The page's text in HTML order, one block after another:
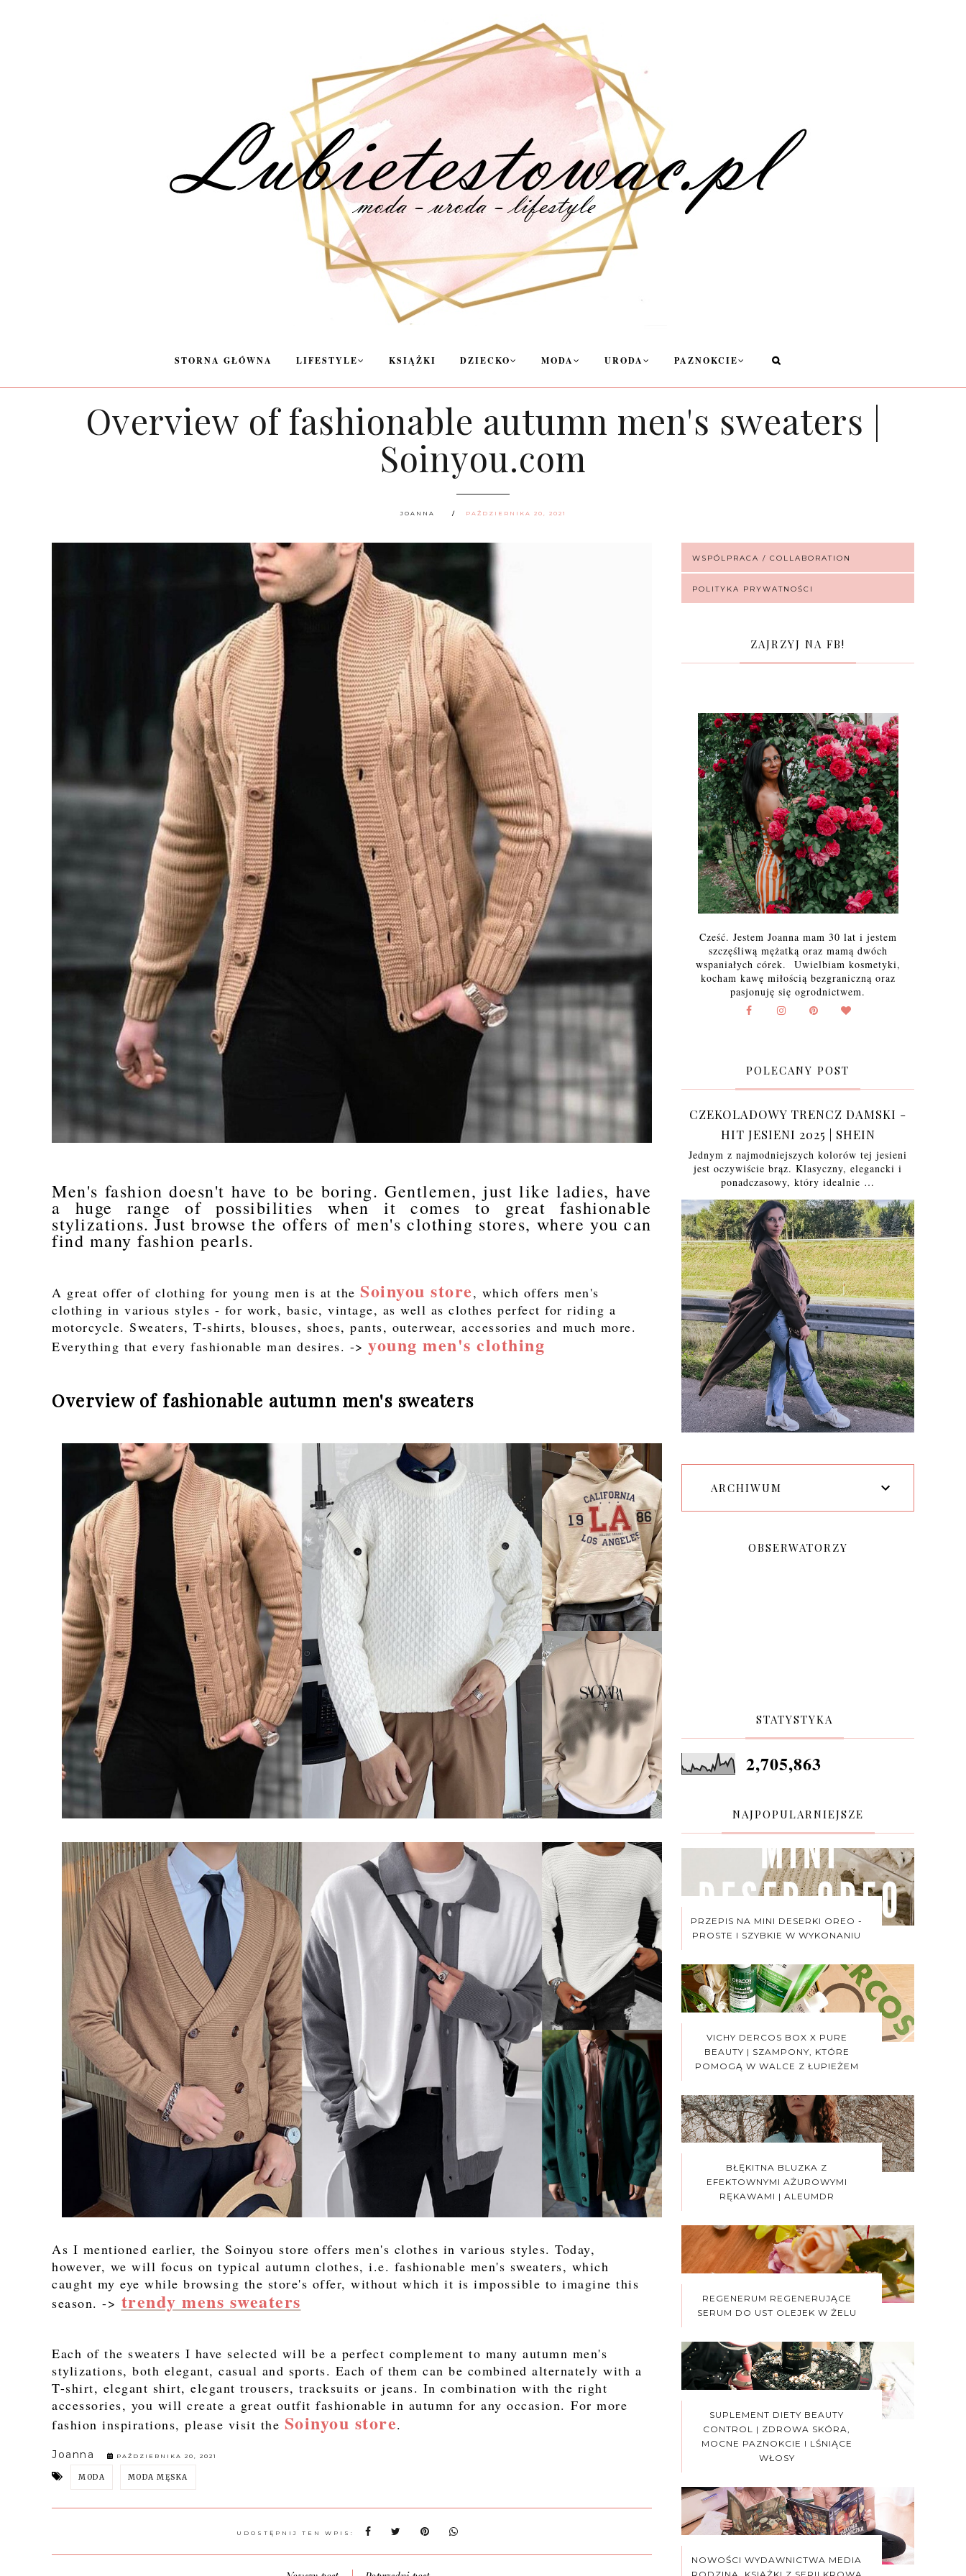
STORNA GŁÓWNA LIFESTYLE KSIĄŻKI DZIECKO MODA URODA PAZNOKCIE
Overview of fashionable autumn men's sweaters |
Soinyou.com
JOANNA PAŹDZIERNIKA 20, 2021
Men's fashion doesn't have to be boring. Gentlemen, just like ladies, have
a huge range of possibilities when it comes to great fashionable
stylizations. Just browse the offers of men's clothing stores, where you can
find many fashion pearls.
A great offer of clothing for young men is at the Soinyou store, which offers men's
clothing in various styles - for work, basic, vintage, as well as clothes perfect for riding a
motorcycle. Sweaters, T-shirts, blouses, shoes, pants, outerwear, accessories and much more.
Everything that every fashionable man desires. -> young men's clothing
Overview of fashionable autumn men's sweaters
As I mentioned earlier, the Soinyou store offers men's clothes in various styles. Today,
however, we will focus on typical autumn clothes, i.e. fashionable men's sweaters, which
caught my eye while browsing the store's offer, without which it is impossible to imagine this
season. -> trendy mens sweaters
Each of the sweaters I have selected will be a perfect complement to many autumn men's
stylizations, both elegant, casual and sports. Each of them can be combined alternately with a
T-shirt, elegant shirt, elegant trousers, tracksuits or jeans. In combination with the right
accessories, you will create a great outfit fashionable in autumn for any occasion. For more
fashion inspirations, please visit the Soinyou store.
Joanna PAŹDZIERNIKA 20, 2021
MODA MODA MĘSKA
UDOSTĘPNIJ TEN WPIS:
WSPÓLPRACA / COLLABORATION
POLITYKA PRYWATNOŚCI
ZAJRZYJ NA FB!
Cześć. Jestem Joanna mam 30 lat i jestem
szczęśliwą mężatką oraz mamą dwóch
wspaniałych córek. Uwielbiam kosmetyki,
kocham kawę miłością bezgraniczną oraz
pasjonuję się ogrodnictwem.
POLECANY POST
CZEKOLADOWY TRENCZ DAMSKI -
HIT JESIENI 2025 | SHEIN
Jednym z najmodniejszych kolorów tej jesieni
jest oczywiście brąz. Klasyczny, elegancki i
ponadczasowy, który idealnie …
ARCHIWUM
OBSERWATORZY
STATYSTYKA
2,705,863
NAJPOPULARNIEJSZE
PRZEPIS NA MINI DESERKI OREO -
PROSTE I SZYBKIE W WYKONANIU
VICHY DERCOS BOX X PURE
BEAUTY | SZAMPONY, KTÓRE
POMOGĄ W WALCE Z ŁUPIEŻEM
BŁĘKITNA BLUZKA Z
EFEKTOWNYMI AŻUROWYMI
RĘKAWAMI | ALEUMDR
REGENERUM REGENERUJĄCE
SERUM DO UST OLEJEK W ŻELU
SUPLEMENT DIETY BEAUTY
CONTROL | ZDROWA SKÓRA,
MOCNE PAZNOKCIE I LŚNIĄCE
WŁOSY
NOWOŚCI WYDAWNICTWA MEDIA